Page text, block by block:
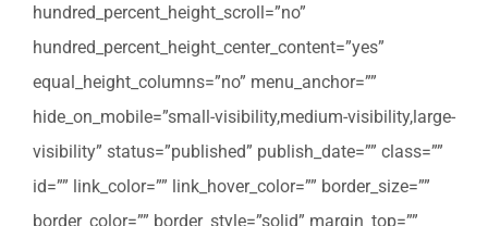
hundred_percent_height_scroll=”no”
hundred_percent_height_center_content=”yes”
equal_height_columns=”no” menu_anchor=””
hide_on_mobile=”small-visibility,medium-visibility,large-
visibility” status=”published” publish_date=”” class=””
id=”” link_color=”” link_hover_color=”” border_size=””
border_color=”” border_style=”solid” margin_top=””